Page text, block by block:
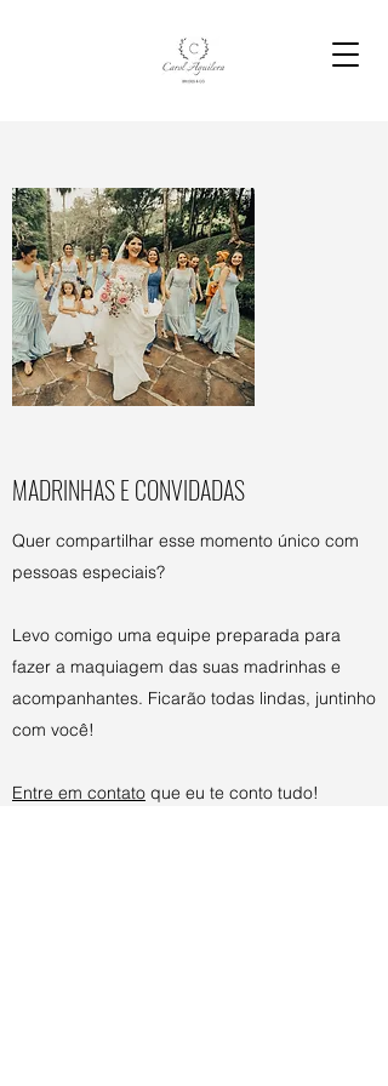
MADRINHAS E CONVIDADAS
Quer compartilhar esse momento único com
pessoas especiais?
Levo comigo uma equipe preparada para
fazer a maquiagem das suas madrinhas e
acompanhantes. Ficarão todas lindas, juntinho
com você!
Entre em contato que eu te conto tudo!